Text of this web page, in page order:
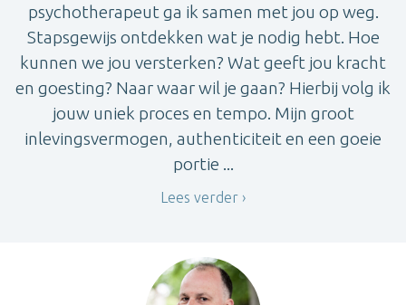
psychotherapeut ga ik samen met jou op weg.
Stapsgewijs ontdekken wat je nodig hebt. Hoe
kunnen we jou versterken? Wat geeft jou kracht
en goesting? Naar waar wil je gaan? Hierbij volg ik
jouw uniek proces en tempo. Mijn groot
inlevingsvermogen, authenticiteit en een goeie
portie ...
Lees verder